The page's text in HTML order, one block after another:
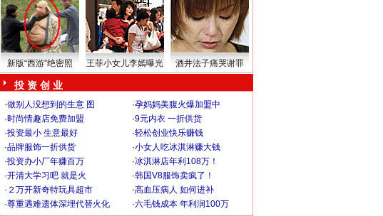
新版“西游”绝密照 王菲小女儿李嫣曝光 酒井法子痛哭谢罪
投 资 创 业
·做别人没想到的生意 图 ·孕妈妈美腹火爆加盟中
·时尚情趣店免费加盟 ·9元内衣 一折供货
·投资最小 生意最好 ·轻松创业快乐赚钱
·品牌服饰一折供货 ·小女人吃冰淇淋赚大钱
·投资办小厂年赚百万 ·冰淇淋店年利108万！
·开清大学习吧 就是火 ·韩国V8服饰卖疯了！
· ２万开新奇特玩具超市 ·高血压病人 如何进补
·尊重遇难遗体深埋代替火化 ·六毛钱成本 年利润100万